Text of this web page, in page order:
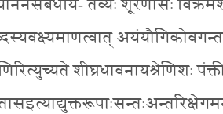
तव्यः शूरणासः
शीघ्रधावनायश्रेणिशः